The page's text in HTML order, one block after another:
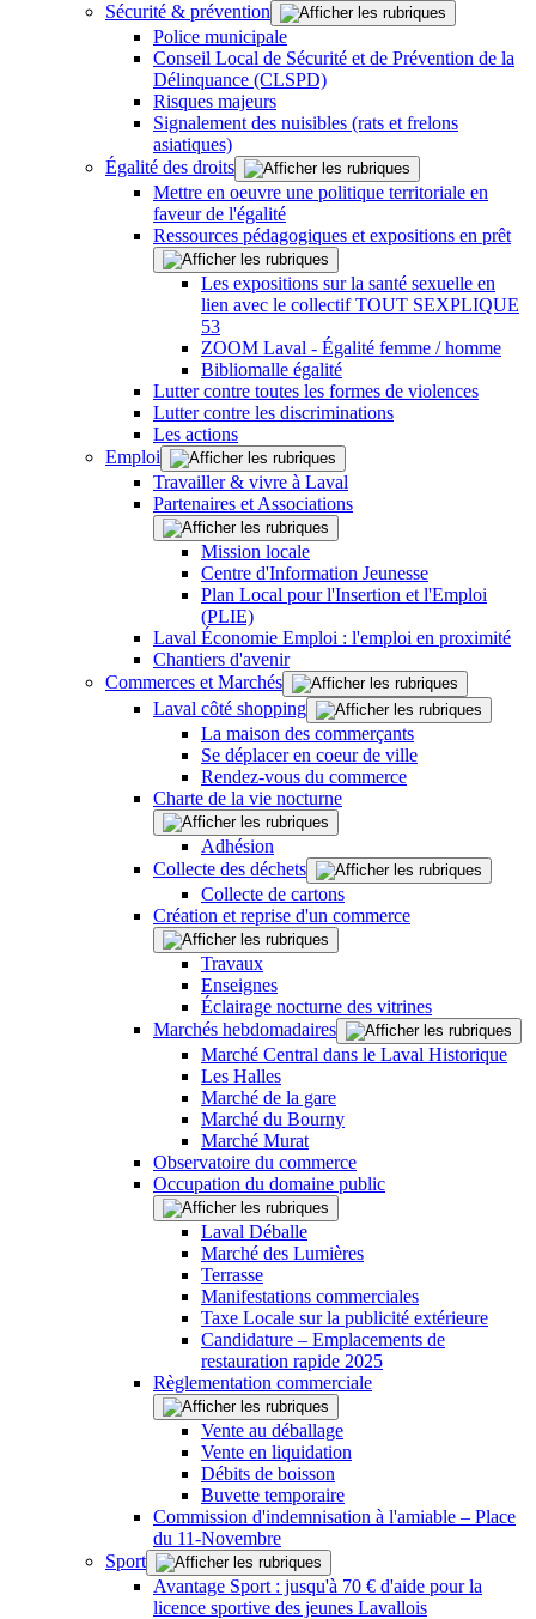
Sécurité & prévention
Police municipale
Conseil Local de Sécurité et de Prévention de la
Délinquance (CLSPD)
Risques majeurs
Signalement des nuisibles (rats et frelons
asiatiques)
Égalité des droits
Mettre en oeuvre une politique territoriale en
faveur de l'égalité
Ressources pédagogiques et expositions en prêt
Les expositions sur la santé sexuelle en
lien avec le collectif TOUT SEXPLIQUE
53
ZOOM Laval - Égalité femme / homme
Bibliomalle égalité
Lutter contre toutes les formes de violences
Lutter contre les discriminations
Les actions
Emploi
Travailler & vivre à Laval
Partenaires et Associations
Mission locale
Centre d'Information Jeunesse
Plan Local pour l'Insertion et l'Emploi
(PLIE)
Laval Économie Emploi : l'emploi en proximité
Chantiers d'avenir
Commerces et Marchés
Laval côté shopping
La maison des commerçants
Se déplacer en coeur de ville
Rendez-vous du commerce
Charte de la vie nocturne
Adhésion
Collecte des déchets
Collecte de cartons
Création et reprise d'un commerce
Travaux
Enseignes
Éclairage nocturne des vitrines
Marchés hebdomadaires
Marché Central dans le Laval Historique
Les Halles
Marché de la gare
Marché du Bourny
Marché Murat
Observatoire du commerce
Occupation du domaine public
Laval Déballe
Marché des Lumières
Terrasse
Manifestations commerciales
Taxe Locale sur la publicité extérieure
Candidature – Emplacements de
restauration rapide 2025
Règlementation commerciale
Vente au déballage
Vente en liquidation
Débits de boisson
Buvette temporaire
Commission d'indemnisation à l'amiable – Place
du 11-Novembre
Sport
Avantage Sport : jusqu'à 70 € d'aide pour la
licence sportive des jeunes Lavallois